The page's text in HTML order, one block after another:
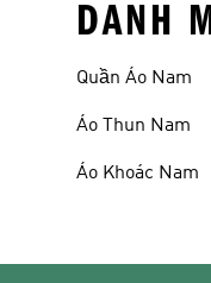
DANH
Quần Áo Nam
Áo Thun Nam
Áo Khoác Nam